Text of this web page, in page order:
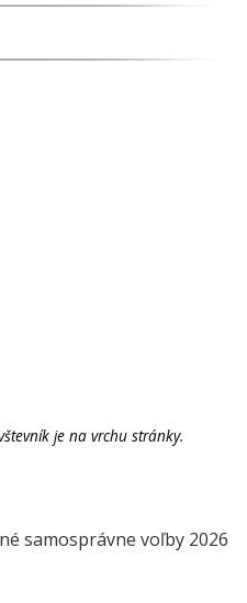
je na vrchu stránky.
samosprávne voľby 2026